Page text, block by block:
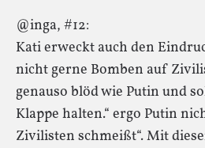
@inga, #12:
Kati erweckt auch den
nicht gerne Bomben auf
genauso blöd wie Putin und
Klappe halten.“ ergo Putin
Zivilisten schmeißt“. Mit